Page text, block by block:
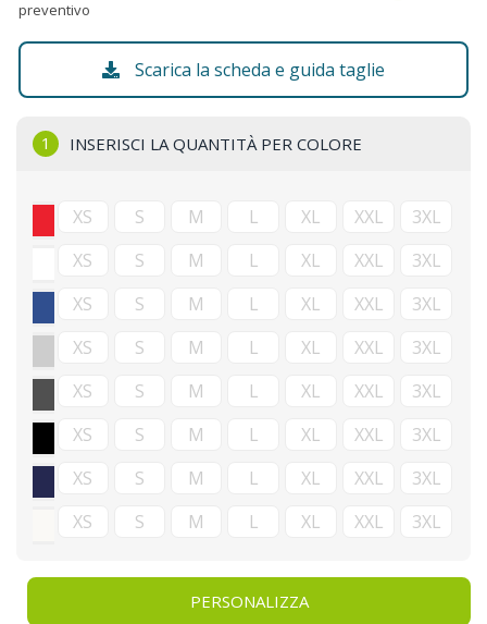
preventivo
Scarica la scheda e guida taglie
1 INSERISCI LA QUANTITÀ PER COLORE
PERSONALIZZA